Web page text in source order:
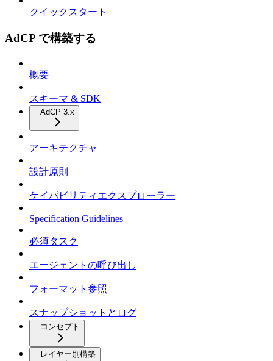
クイックスタート
AdCP で構築する
概要
スキーマ & SDK
AdCP 3.x
アーキテクチャ
設計原則
ケイパビリティエクスプローラー
Specification Guidelines
必須タスク
エージェントの呼び出し
フォーマット参照
スナップショットとログ
コンセプト
レイヤー別構築